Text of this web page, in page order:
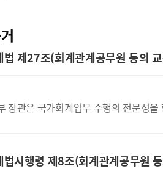
법 제27조(회계관계공무원 등의
장관은 국가회계업무 수행의 전문성
법시행령 제8조(회계관계공무원